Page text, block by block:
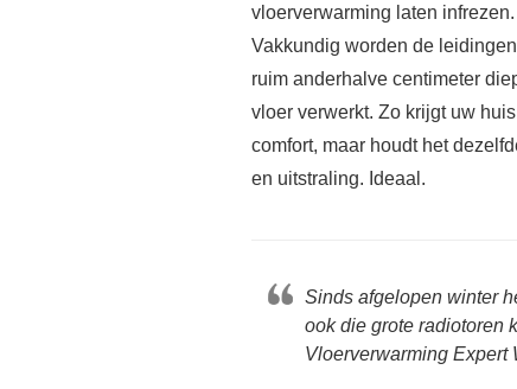
vloerverwarming laten infrezen.
Vakkundig worden de
ruim anderhalve centimeter
vloer verwerkt. Zo krijgt uw
comfort, maar houdt het
en uitstraling. Ideaal.
Sinds afgelopen winter
ook die grote radiotoren
Vloerverwarming Expert